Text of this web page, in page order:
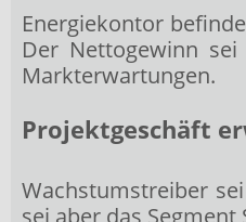
Energiekontor
Der Nettogewinn
Markterwartungen.
Projektgeschäft
Wachstumstreiber